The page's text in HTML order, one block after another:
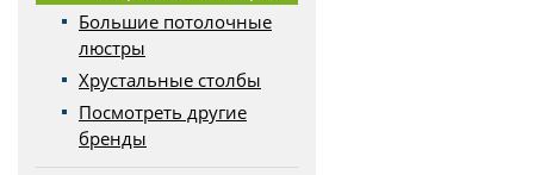
Большие потолочные
люстры
Хрустальные столбы
Посмотреть другие
бренды